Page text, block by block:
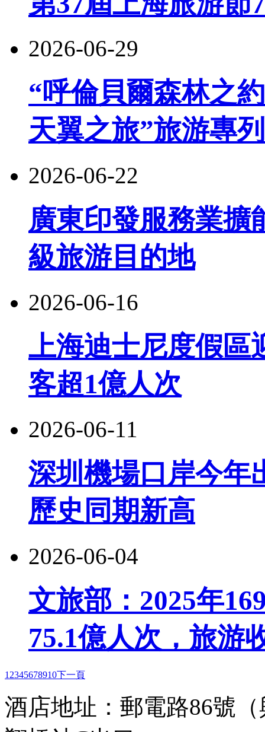
2026-06-29
“呼倫貝爾森林之
天翼之旅”旅游專
2026-06-22
廣東印發服務業擴
級旅游目的地
2026-06-16
上海迪士尼度假區
客超1億人次
2026-06-11
深圳機場口岸今年
歷史同期新高
2026-06-04
文旅部：2025年
75.1億人次，旅游
1 2345678910下一頁
酒店地址：郵電路86號